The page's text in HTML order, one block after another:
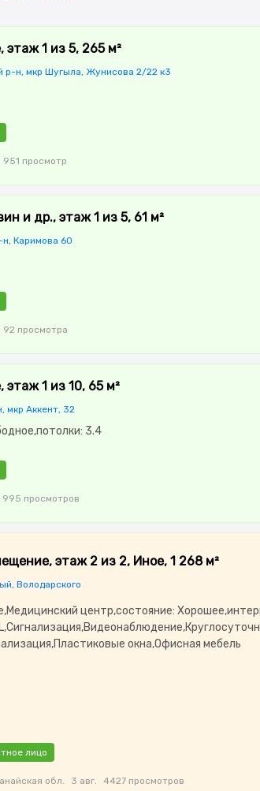
1 из 5, 265 м²
р-н, мкр Шугыла, Жунисова 2/22 к3
951 просмотр
и др., этаж 1 из 5, 61 м²
Каримова 60
92 просмотра
1 из 10, 65 м²
мкр Аккент, 32
3.4
995 просмотров
этаж 2 из 2, Иное, 1 268 м²
Володарского
центр,состояние:
окна,Офисная мебель
лицо
обл. 3 авг. 4427 просмотров